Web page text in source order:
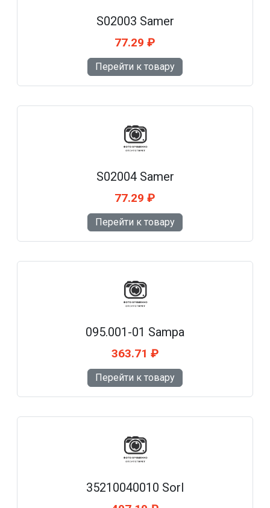
S02003 Samer
77.29 ₽
Перейти к товару
S02004 Samer
77.29 ₽
Перейти к товару
095.001-01 Sampa
363.71 ₽
Перейти к товару
35210040010 Sorl